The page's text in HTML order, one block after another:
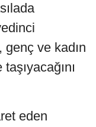
ve kadın
eden